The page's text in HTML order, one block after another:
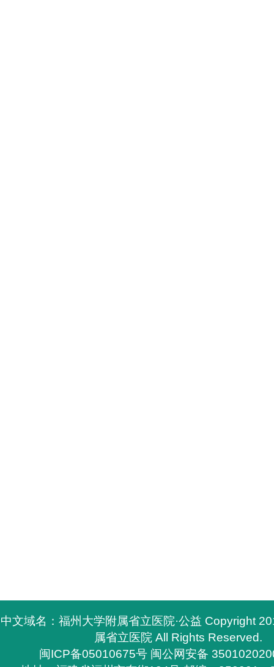
中文域名：福州大学附属省立医院·公益 Copyright
属省立医院 All Rights Reserved.
闽ICP备05010675号 闽公网安备